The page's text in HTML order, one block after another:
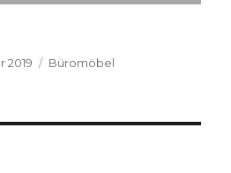
2019 Kategorien
Büromöbel